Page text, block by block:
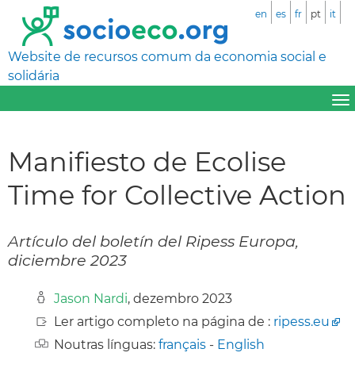
Website de recursos comum da economia social e
solidária
en es fr pt it
Manifiesto de Ecolise
Time for Collective Action
Artículo del boletín del Ripess Europa,
diciembre 2023
Jason Nardi, dezembro 2023
Ler artigo completo na página de : ripess.eu
Noutras línguas: français - English